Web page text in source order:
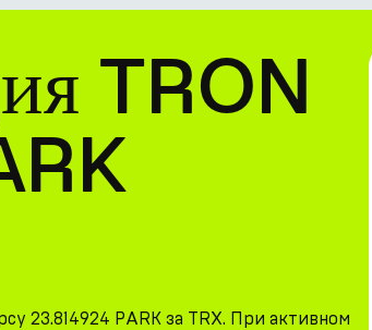
TRON
23.814924 PARK за TRX. При активном